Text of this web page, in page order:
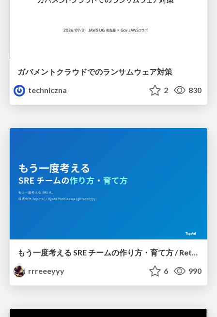
ガバメントクラウドでのランサムウェア対策
techniczna
2 830
rrreeeyyy
6 990